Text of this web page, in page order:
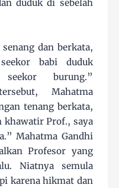
duduk di sebelah
dan berkata,
babi duduk
seekor burung.”
Mahatma
tenang berkata,
khawatir Prof., saya
Mahatma Gandhi
Profesor yang
Niatnya semula
karena hikmat dan